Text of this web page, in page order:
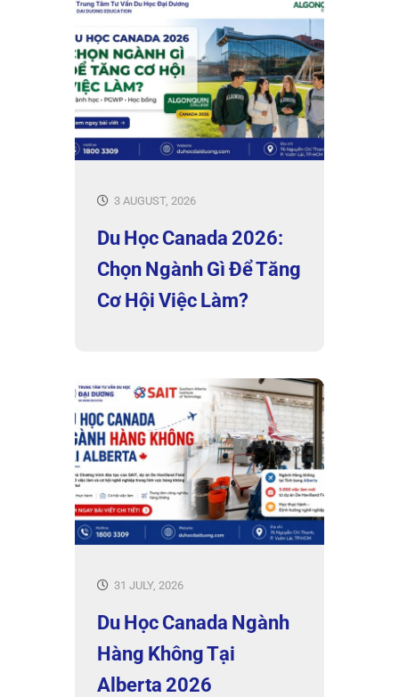
3 AUGUST, 2026
Du Học Canada 2026:
Chọn Ngành Gì Để Tăng
Cơ Hội Việc Làm?
31 JULY, 2026
Du Học Canada Ngành
Hàng Không Tại
Alberta 2026